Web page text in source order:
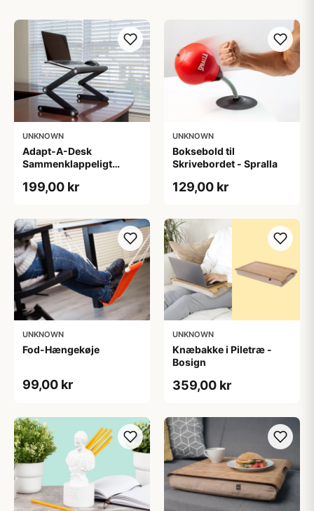
UNKNOWN
Adapt-A-Desk
Sammenklappeligt
199,00 kr
UNKNOWN
Boksebold til
Skrivebordet - Spralla
129,00 kr
UNKNOWN
Fod-Hængekøje
99,00 kr
UNKNOWN
Knæbakke i Piletræ​ -
Bosign
359,00 kr